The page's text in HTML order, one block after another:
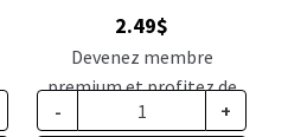
2.49$
Devenez membre
premium et profitez de
ce prix rabais : 2.05$ CA
- +